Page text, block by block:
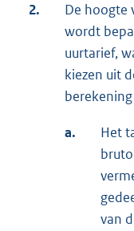
2.
De hoogte
wordt
uurtarief,
kiezen uit
a.
Het
van